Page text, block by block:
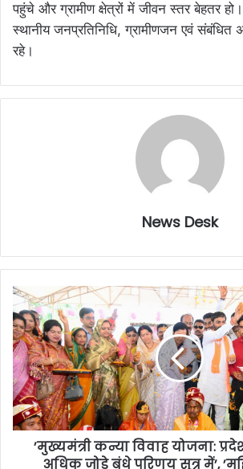
पहुंचे और ग्रामीण क्षेत्रों में जीवन स्तर बेहतर
स्थानीय जनप्रतिनिधि, ग्रामीणजन एवं संबंधित
रहे।
News Desk
’मुख्यमंत्री कन्या विवाह योजना:
अधिक जोड़े बंधे परिणय सूत्र में’,